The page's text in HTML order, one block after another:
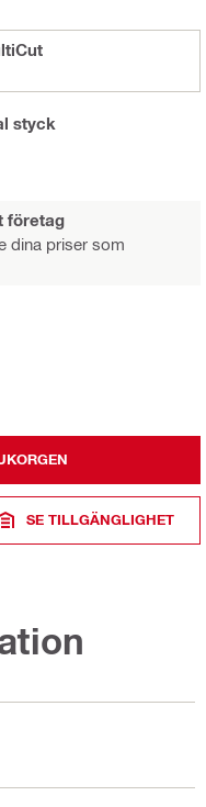
styck
företag
dina priser som
SE TILLGÄNGLIGHET